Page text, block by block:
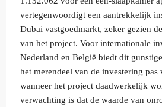
vertegenwoordigt een aantrekkelijk
Dubai vastgoedmarkt, zeker gezien
van het project. Voor internationale
Nederland en België biedt dit
het merendeel van de investering pas
wanneer het project daadwerkelijk
verwachting is dat de waarde van